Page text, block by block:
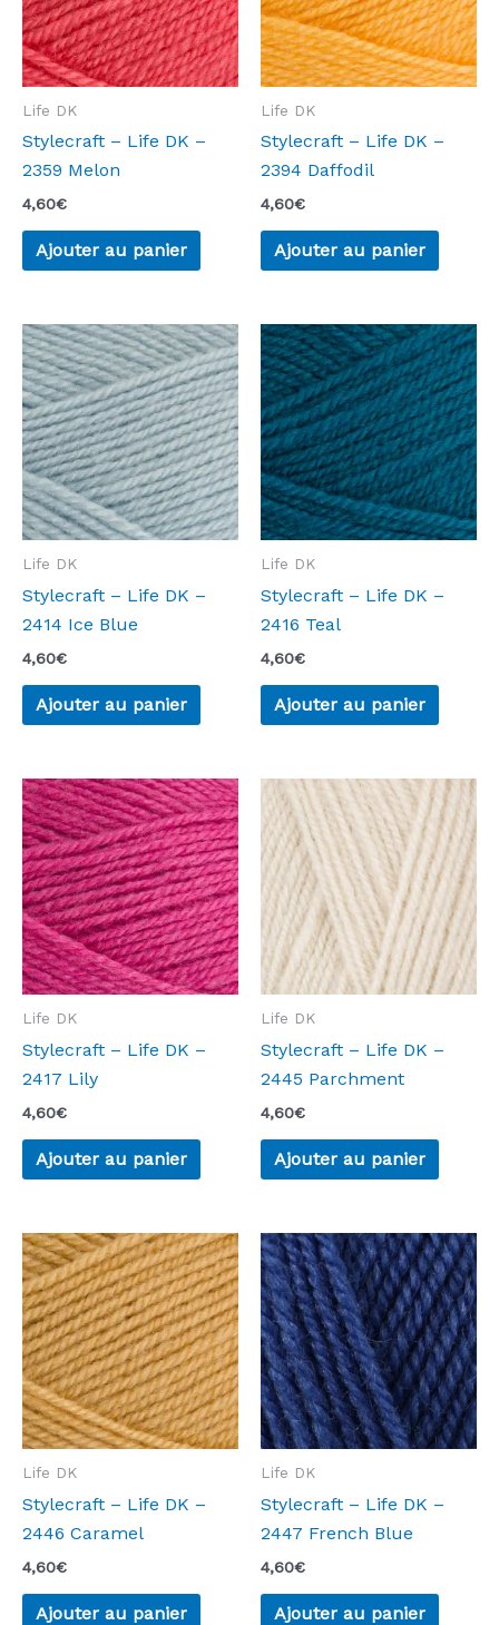
Life DK
Stylecraft – Life DK –
2359 Melon
4,60€
Ajouter au panier
Life DK
Stylecraft – Life DK –
2394 Daffodil
4,60€
Ajouter au panier
Life DK
Stylecraft – Life DK –
2414 Ice Blue
4,60€
Ajouter au panier
Life DK
Stylecraft – Life DK –
2416 Teal
4,60€
Ajouter au panier
Life DK
Stylecraft – Life DK –
2417 Lily
4,60€
Ajouter au panier
Life DK
Stylecraft – Life DK –
2445 Parchment
4,60€
Ajouter au panier
Life DK
Stylecraft – Life DK –
2446 Caramel
4,60€
Ajouter au panier
Life DK
Stylecraft – Life DK –
2447 French Blue
4,60€
Ajouter au panier